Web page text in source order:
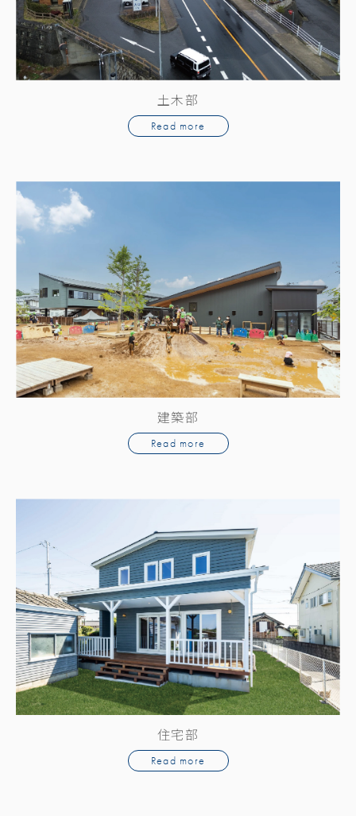
土木部
Read more
建築部
Read more
住宅部
Read more